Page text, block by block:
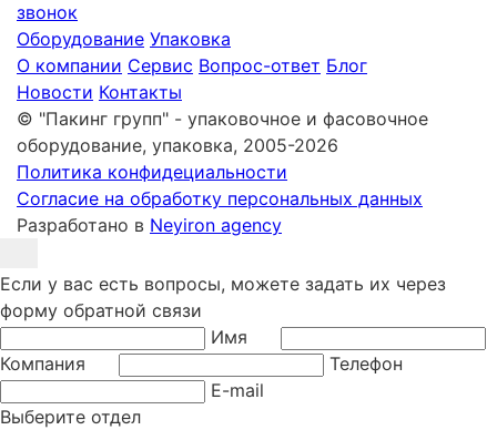
звонок
Оборудование Упаковка
О компании Сервис Вопрос-ответ Блог
Новости Контакты
© "Пакинг групп" - упаковочное и фасовочное
оборудование, упаковка, 2005-2026
Политика конфидециальности
Согласие на обработку персональных данных
Разработано в Neyiron agency
Если у вас есть вопросы, можете задать их через
форму обратной связи
Имя
Компания
Телефон
E-mail
Выберите отдел